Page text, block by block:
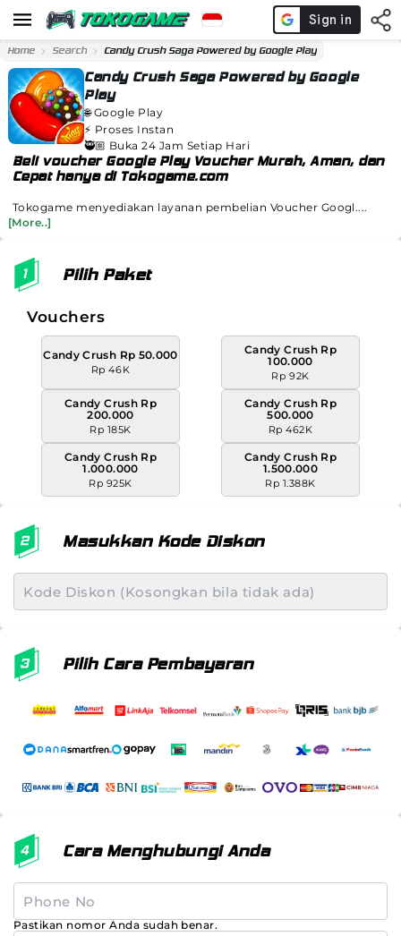
Home Search Candy Crush Saga Powered by Google Play
Candy Crush Saga Powered by Google
Play
🌐Google Play
⚡️ Proses Instan
🥷🏼 Buka 24 Jam Setiap Hari
Beli voucher Google Play Voucher Murah, Aman, dan
Cepat hanya di Tokogame.com
Tokogame menyediakan layanan pembelian Voucher Googl....
[More..]
Pilih Paket
Vouchers
Candy Crush Rp 50.000
Rp 46K
Candy Crush Rp
100.000
Rp 92K
Candy Crush Rp
200.000
Rp 185K
Candy Crush Rp
500.000
Rp 462K
Candy Crush Rp
1.000.000
Rp 925K
Candy Crush Rp
1.500.000
Rp 1.388K
Masukkan Kode Diskon
Pilih Cara Pembayaran
Cara Menghubungi Anda
Pastikan nomor Anda sudah benar.